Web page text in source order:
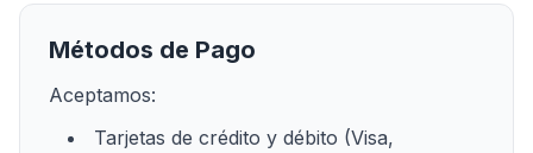
Métodos de Pago
Aceptamos:
Tarjetas de crédito y débito (Visa,